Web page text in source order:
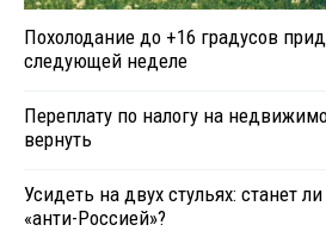
Похолодание до +16 градусов
следующей неделе
Переплату по налогу на
вернуть
Усидеть на двух стульях: станет
«анти-Россией»?